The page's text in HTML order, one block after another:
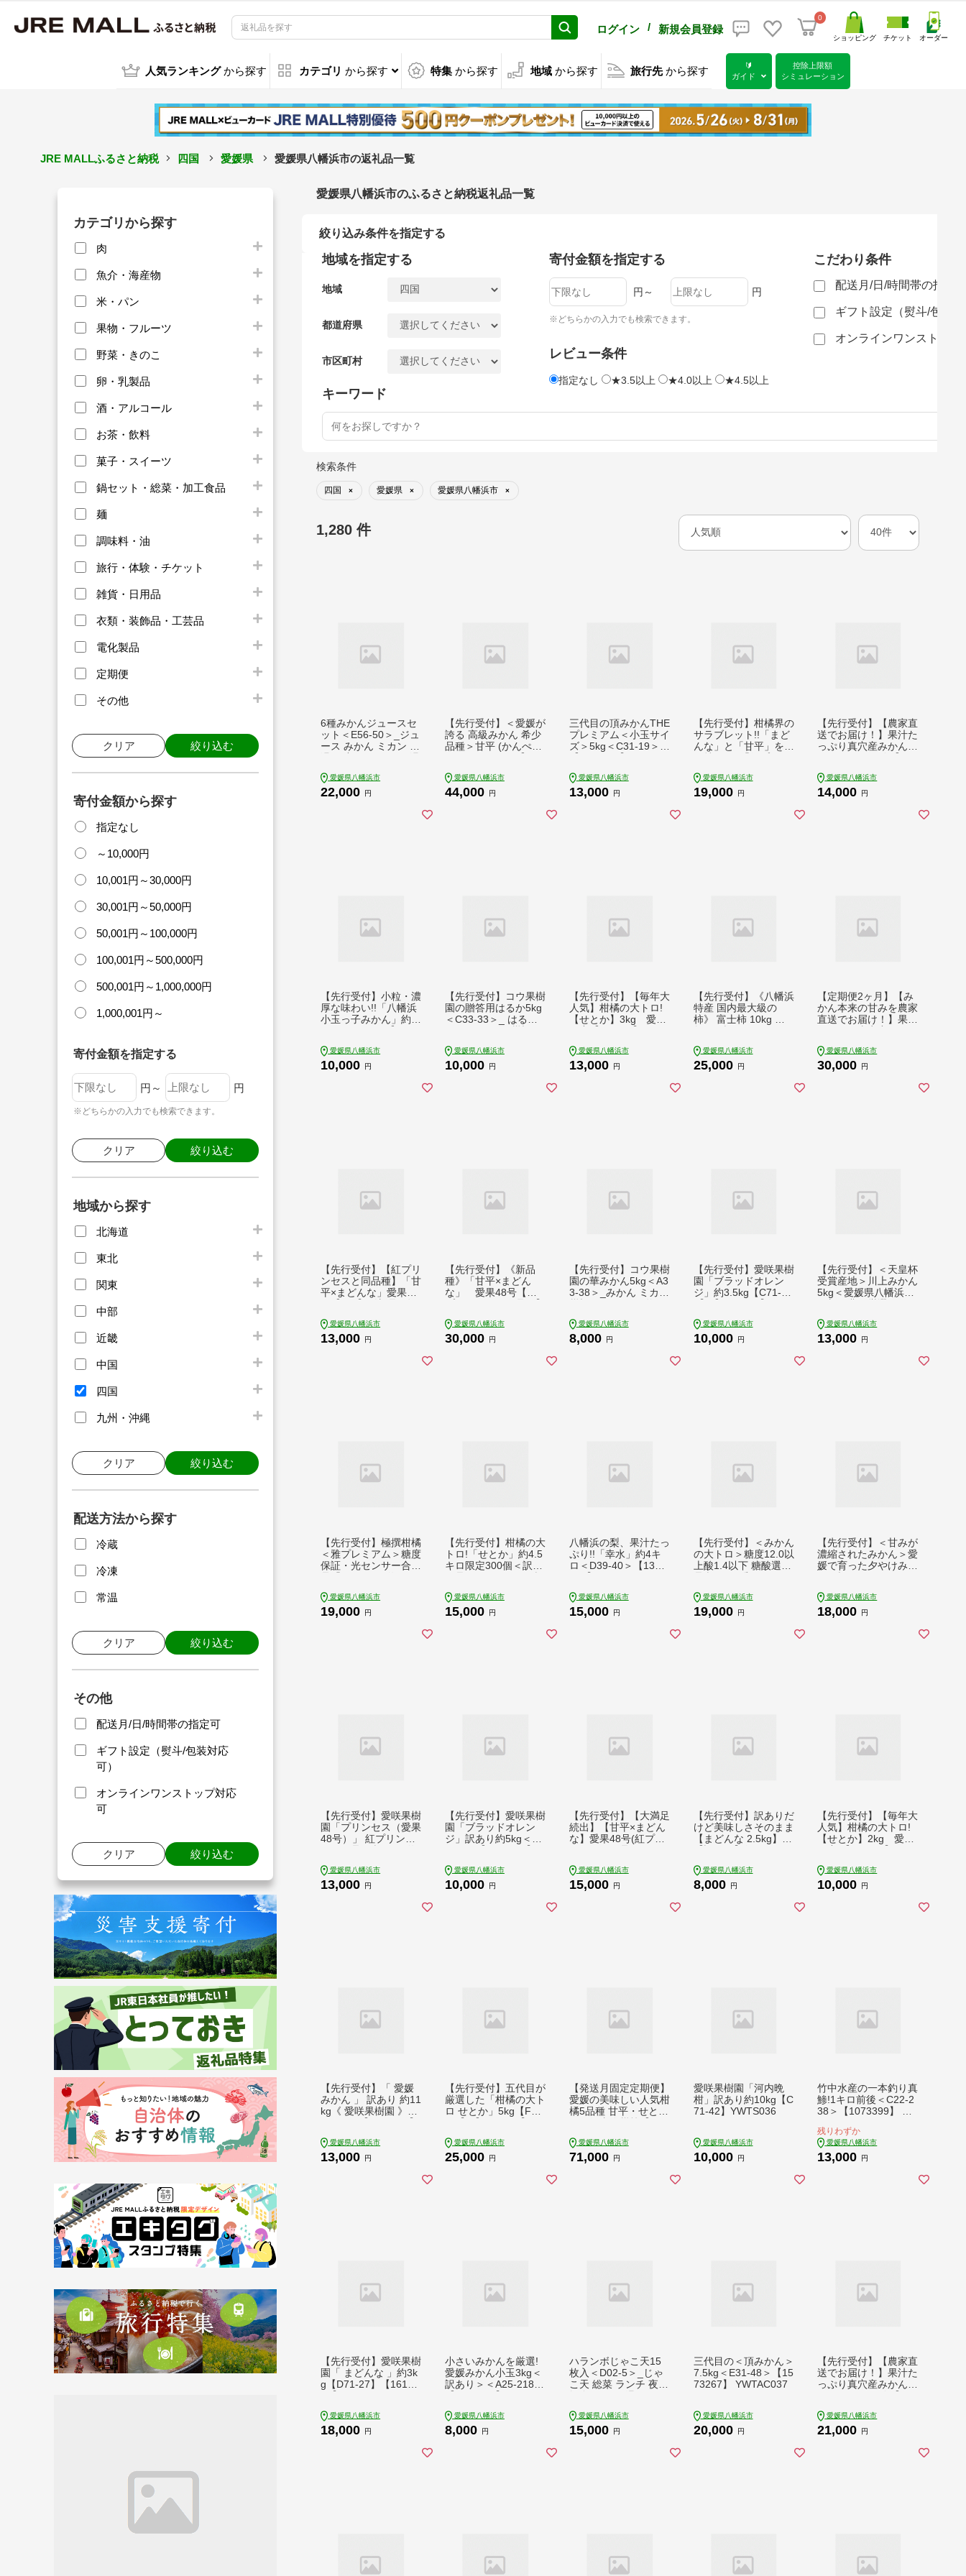
ログイン / 新規会員登録
0
ショッピング チケット オーダー
人気ランキング から探す カテゴリ から探す 特集 から探す 地域 から探す 旅行先 から探す
🔰
ガイド
控除上限額
シミュレーション
JRE MALLふるさと納税 四国 愛媛県 愛媛県八幡浜市の返礼品一覧
カテゴリから探す
肉
魚介・海産物
米・パン
果物・フルーツ
野菜・きのこ
卵・乳製品
酒・アルコール
お茶・飲料
菓子・スイーツ
鍋セット・総菜・加工食品
麺
調味料・油
旅行・体験・チケット
雑貨・日用品
衣類・装飾品・工芸品
電化製品
定期便
その他
クリア 絞り込む
寄付金額から探す
指定なし
～10,000円
10,001円～30,000円
30,001円～50,000円
50,001円～100,000円
100,001円～500,000円
500,001円～1,000,000円
1,000,001円～
寄付金額を指定する
円～ 円
※どちらかの入力でも検索できます。
クリア 絞り込む
地域から探す
北海道
東北
関東
中部
近畿
中国
四国
九州・沖縄
クリア 絞り込む
配送方法から探す
冷蔵
冷凍
常温
クリア 絞り込む
その他
配送月/日/時間帯の指定可
ギフト設定（熨斗/包装対応
可）
オンラインワンストップ対応
可
クリア 絞り込む
愛媛県八幡浜市のふるさと納税返礼品一覧
絞り込み条件を指定する
地域を指定する
地域
都道府県
市区町村
寄付金額を指定する
円～ 円
※どちらかの入力でも検索できます。
レビュー条件
指定なし ★3.5以上 ★4.0以上 ★4.5以上
こだわり条件
配送月/日/時間帯の指定
ギフト設定（熨斗/包装
オンラインワンストップ
キーワード
検索条件
四国 × 愛媛県 × 愛媛県八幡浜市 ×
1,280 件
6種みかんジュースセ
ット＜E56-50＞_ジュ
ース みかん ミカン 常
火 清見 6種 フルーツ
果物 くだもの 人気 柑
愛媛県八幡浜市
22,000 円
【先行受付】＜愛媛が
誇る 高級みかん 希少
品種＞甘平 (かんぺい)
愛媛県八幡浜市
44,000 円
三代目の頂みかんTHE
プレミアム＜小玉サイ
ズ＞5kg＜C31-19＞
愛媛県八幡浜市
13,000 円
【先行受付】柑橘界の
サラブレット!!「まど
んな」と「甘平」を親
＞【1621674】 YWT
F051 柑橘 みかん 高
愛媛県八幡浜市
19,000 円
【先行受付】【農家直
送でお届け！】果汁た
っぷり真穴産みかん 3
WTBU019 柑橘 みか
ん 国産 フルーツ 果物
愛媛県八幡浜市
14,000 円
【先行受付】小粒・濃
厚な味わい!!「八幡浜
小玉っ子みかん」約5
愛媛県八幡浜市
10,000 円
【先行受付】コウ果樹
園の贈答用はるか5kg
＜C33-33＞_ はるか
完熟 産直 産地直送 甘
い ジューシー 糖度 愛
愛媛県八幡浜市
10,000 円
【先行受付】【毎年大
人気】柑橘の大トロ!
【せとか】3kg 愛媛
果物 くだもの フルー
ツ デザート 甘い おい
愛媛県八幡浜市
13,000 円
【先行受付】《八幡浜
特産 国内最大級の
柿》 富士柿 10kg 種
WTI018
愛媛県八幡浜市
25,000 円
【定期便2ヶ月】【み
かん本来の甘みを農家
直送でお届け！】果汁
ズS~L 1箱 全2回【9
8-22】ふるさと納税
愛媛県八幡浜市
30,000 円
【先行受付】【紅プリ
ンセスと同品種】「甘
平×まどんな」愛果48
2】【1602935】 YW
TK062
愛媛県八幡浜市
13,000 円
【先行受付】《新品
種》「甘平×まどん
な」 愛果48号【紅
【G70-85】【163335
6】 YWTK084
愛媛県八幡浜市
30,000 円
【先行受付】コウ果樹
園の華みかん5kg＜A3
3-38＞_みかん ミカン
直送 甘い ジューシー
糖度 愛媛 おすすめ 人
愛媛県八幡浜市
8,000 円
【先行受付】愛咲果樹
園「ブラッドオレン
ジ」約3.5kg【C71-3
愛媛県八幡浜市
10,000 円
【先行受付】＜天皇杯
受賞産地＞川上みかん
5kg＜愛媛県八幡浜市
WTK121
愛媛県八幡浜市
13,000 円
【先行受付】極撰柑橘
＜雅プレミアム＞糖度
保証・光センサー合格
ミカン 柑橘 せとか フ
ルーツ くだもの 果物
愛媛県八幡浜市
19,000 円
【先行受付】柑橘の大
トロ!「せとか」約4.5
キロ限定300個＜訳あ
リミカン みかん せと
か フルーツ 果物 果実
愛媛県八幡浜市
15,000 円
八幡浜の梨、果汁たっ
ぷり!!「幸水」約4キ
ロ＜D39-40＞【1316
愛媛県八幡浜市
15,000 円
【先行受付】＜みかん
の大トロ＞糖度12.0以
上酸1.4以下 糖酸選別
リ わけあり ワケアリ
ミカン みかん せとか
愛媛県八幡浜市
19,000 円
【先行受付】＜甘みが
濃縮されたみかん＞愛
媛で育った夕やけみか
WTZ011
愛媛県八幡浜市
18,000 円
【先行受付】愛咲果樹
園「プリンセス（愛果
48号）」 紅プリンセ
8250】 YWTS031
愛媛県八幡浜市
13,000 円
【先行受付】愛咲果樹
園「ブラッドオレン
ジ」訳あり約5kg＜C7
愛媛県八幡浜市
10,000 円
【先行受付】【大満足
続出】【甘平×まどん
な】愛果48号(紅プリ
【1621802】 YWTZ0
75
愛媛県八幡浜市
15,000 円
【先行受付】訳ありだ
けど美味しさそのまま
【まどんな 2.5kg】
【1688013】 YWTK1
38
愛媛県八幡浜市
8,000 円
【先行受付】【毎年大
人気】柑橘の大トロ!
【せとか】2kg 愛媛
フルーツ くだもの 果
物 ふるーつ 青果 果実
愛媛県八幡浜市
10,000 円
【先行受付】「 愛媛
みかん 」 訳あり 約11
kg《 愛咲果樹園 》＜
愛媛県八幡浜市
13,000 円
【先行受付】五代目が
厳選した「柑橘の大ト
ロ せとか」5kg【F70
愛媛県八幡浜市
25,000 円
【発送月固定定期便】
愛媛の美味しい人気柑
橘5品種 甘平・せと
2】 YWTK043
愛媛県八幡浜市
71,000 円
愛咲果樹園「河内晩
柑」訳あり約10kg【C
71-42】YWTS036
愛媛県八幡浜市
10,000 円
竹中水産の一本釣り真
鯵!1キロ前後＜C22-2
38＞【1073399】 YW
残りわずか
愛媛県八幡浜市
13,000 円
【先行受付】愛咲果樹
園「 まどんな 」約3k
g【D71-27】【16168
愛媛県八幡浜市
18,000 円
小さいみかんを厳選!
愛媛みかん小玉3kg＜
訳あり＞＜A25-218＞
愛媛県八幡浜市
8,000 円
ハランボじゃこ天15
枚入＜D02-5＞_じゃ
こ天 総菜 ランチ 夜食
寄せ グルメ じゃこ 名
物 ご当地 かまぼこ お
愛媛県八幡浜市
15,000 円
三代目の＜頂みかん＞
7.5kg＜E31-48＞【15
73267】 YWTAC037
愛媛県八幡浜市
20,000 円
【先行受付】【農家直
送でお届け！】果汁た
っぷり真穴産みかん 5
WTBU015 柑橘 みか
ん 国産 フルーツ 果物
愛媛県八幡浜市
21,000 円